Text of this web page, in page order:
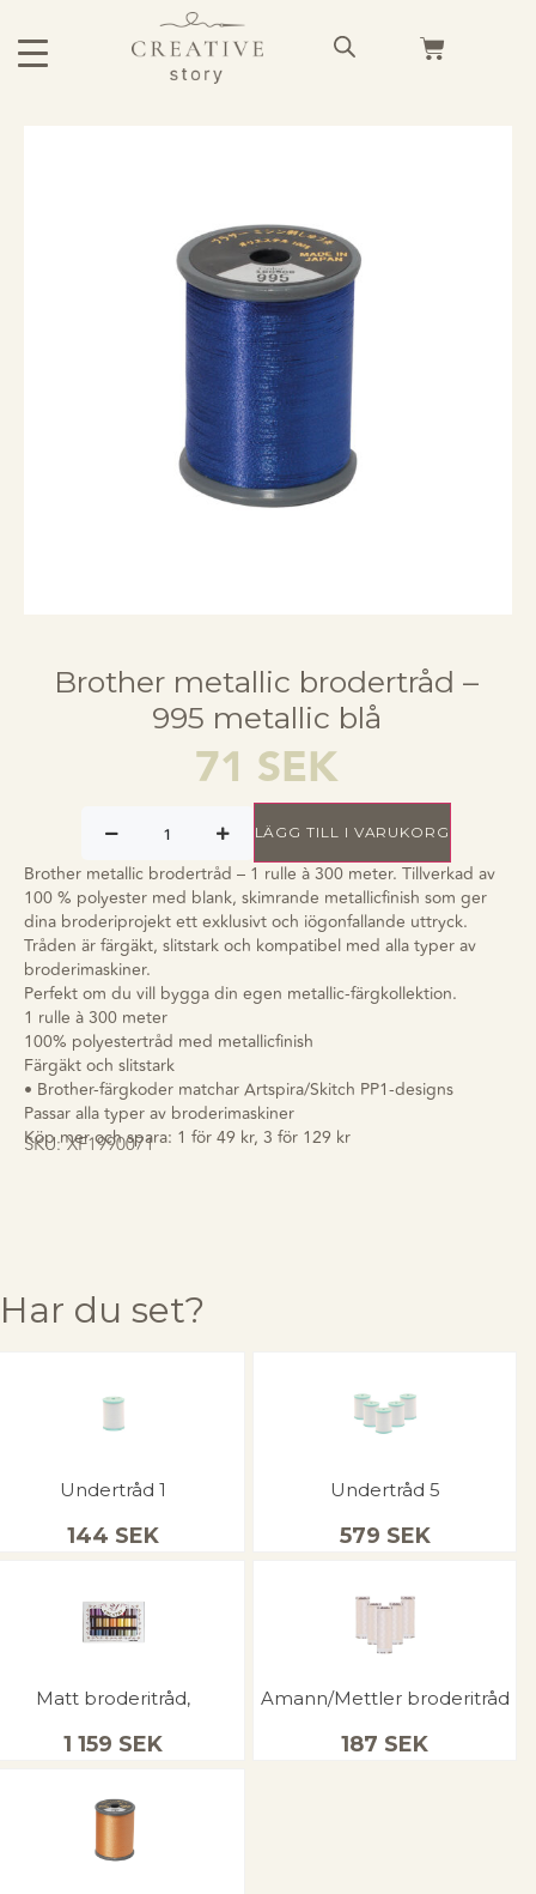
Brother metallic brodertråd –
995 metallic blå
71 SEK
LÄGG TILL I VARUKORG
Brother metallic brodertråd – 1 rulle à 300 meter. Tillverkad av
100 % polyester med blank, skimrande metallicfinish som ger
dina broderiprojekt ett exklusivt och iögonfallande uttryck.
Tråden är färgäkt, slitstark och kompatibel med alla typer av
broderimaskiner.
Perfekt om du vill bygga din egen metallic-färgkollektion.
1 rulle à 300 meter
100% polyestertråd med metallicfinish
Färgäkt och slitstark
• Brother-färgkoder matchar Artspira/Skitch PP1-designs
Passar alla typer av broderimaskiner
Köp mer och spara: 1 för 49 kr, 3 för 129 kr
SKU: XF1990071
Har du set?
Undertråd 1
144 SEK
Undertråd 5
579 SEK
Matt broderitråd,
1 159 SEK
Amann/Mettler broderitråd
187 SEK